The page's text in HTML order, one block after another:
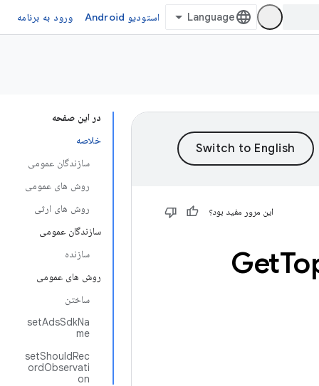
استودیو Android ورود به برنامه
در این صفحه
خلاصه
سازندگان عمومی
روش های عمومی
روش های ارثی
سازندگان عمومی
سازنده
روش های عمومی
ساختن
setAdsSdkNa
me
setShouldRec
ordObservati
on
این مرور مفید بود؟
Get